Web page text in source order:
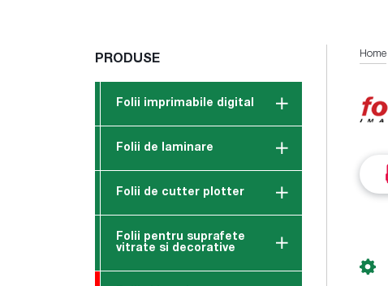
PRODUSE
Folii imprimabile digital
Folii de laminare
Folii de cutter plotter
Folii pentru suprafete
vitrate si decorative
Home